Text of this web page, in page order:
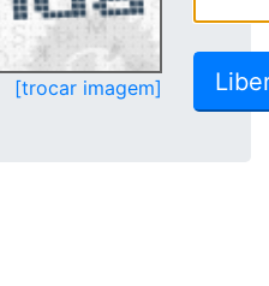
[trocar imagem]